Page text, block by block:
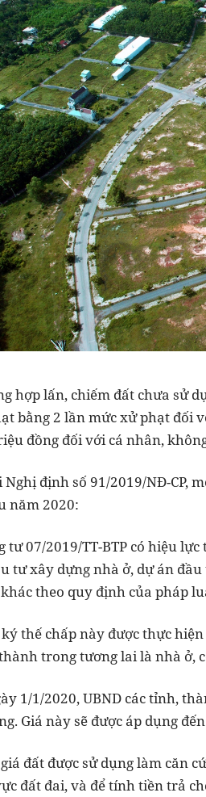
hợp lấn, chiếm đất chưa sử
bằng 2 lần mức xử phạt đối
đồng đối với cá nhân,
Nghị định số 91/2019/NĐ-CP,
năm 2020:
tư 07/2019/TT-BTP có hiệu
tư xây dựng nhà ở, dự án
theo quy định của pháp
thế chấp này được thực
trong tương lai là nhà ở,
1/1/2020, UBND các tỉnh,
Giá này sẽ được áp dụng
đất được sử dụng làm căn
đất đai, và để tính tiền trả